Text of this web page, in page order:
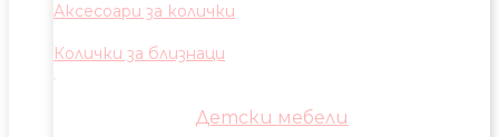
Аксесоари за колички
Колички за близнаци
Детски мебели